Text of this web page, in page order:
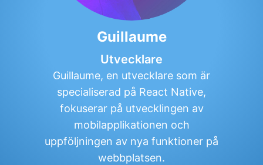
Guillaume
Utvecklare
Guillaume, en utvecklare som är
specialiserad på React Native,
fokuserar på utvecklingen av
mobilapplikationen och
uppföljningen av nya funktioner på
webbplatsen.